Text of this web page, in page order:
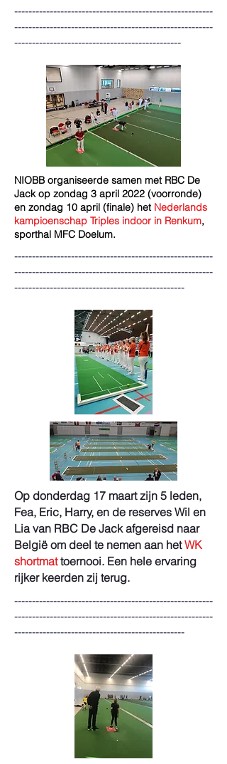
--------------------------------------------------------
--------------------------------------------------------
-----------------------------------------------
NIOBB organiseerde samen met RBC De
Jack op zondag 3 april 2022 (voorronde)
en zondag 10 april (finale) het Nederlands
kampioenschap Triples indoor in Renkum,
sporthal MFC Doelum.
--------------------------------------------------------
--------------------------------------------------------
------------------------------------------------
Op donderdag 17 maart zijn 5 leden,
Fea, Eric, Harry, en de reserves Wil en
Lia van RBC De Jack afgereisd naar
België om deel te nemen aan hetWK
shortmattoernooi. Een hele ervaring
rijker keerden zij terug.
--------------------------------------------------------
--------------------------------------------------------
------------------------------------------------